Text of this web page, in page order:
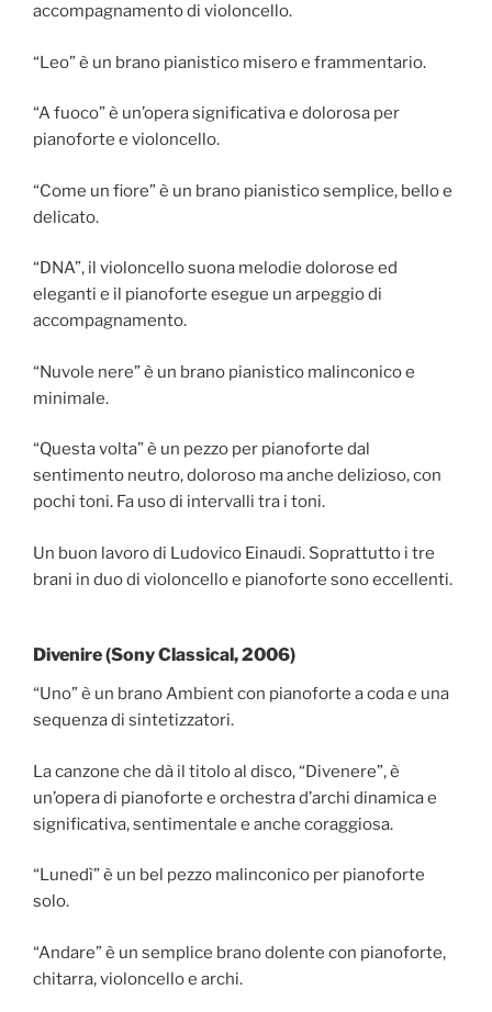
accompagnamento di violoncello.
“Leo” è un brano pianistico misero e frammentario.
“A fuoco” è un’opera significativa e dolorosa per
pianoforte e violoncello.
“Come un fiore” è un brano pianistico semplice, bello e
delicato.
“DNA”, il violoncello suona melodie dolorose ed
eleganti e il pianoforte esegue un arpeggio di
accompagnamento.
“Nuvole nere” è un brano pianistico malinconico e
minimale.
“Questa volta” è un pezzo per pianoforte dal
sentimento neutro, doloroso ma anche delizioso, con
pochi toni. Fa uso di intervalli tra i toni.
Un buon lavoro di Ludovico Einaudi. Soprattutto i tre
brani in duo di violoncello e pianoforte sono eccellenti.
Divenire (Sony Classical, 2006)
“Uno” è un brano Ambient con pianoforte a coda e una
sequenza di sintetizzatori.
La canzone che dà il titolo al disco, “Divenere”, è
un’opera di pianoforte e orchestra d’archi dinamica e
significativa, sentimentale e anche coraggiosa.
“Lunedì” è un bel pezzo malinconico per pianoforte
solo.
“Andare” è un semplice brano dolente con pianoforte,
chitarra, violoncello e archi.